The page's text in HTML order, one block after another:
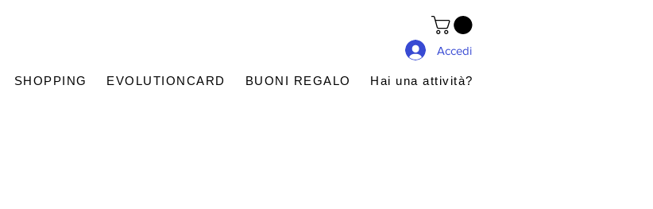
Accedi
SHOPPING EVOLUTIONCARD BUONI REGALO Hai una attività?